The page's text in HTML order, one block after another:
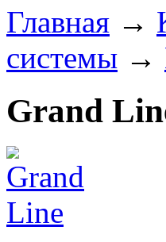
Главная →
системы →
Grand